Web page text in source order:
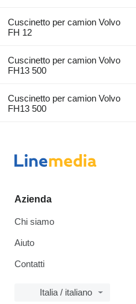
Cuscinetto per camion Volvo
FH 12
Cuscinetto per camion Volvo
FH13 500
Cuscinetto per camion Volvo
FH13 500
Azienda
Chi siamo
Aiuto
Contatti
Italia / italiano